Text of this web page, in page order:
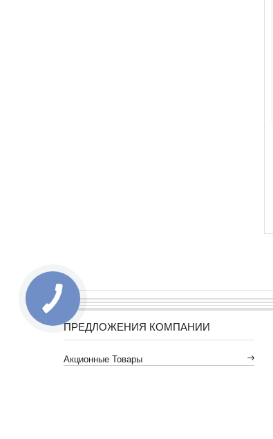
ПРЕДЛОЖЕНИЯ КОМПАНИИ
Акционные Товары